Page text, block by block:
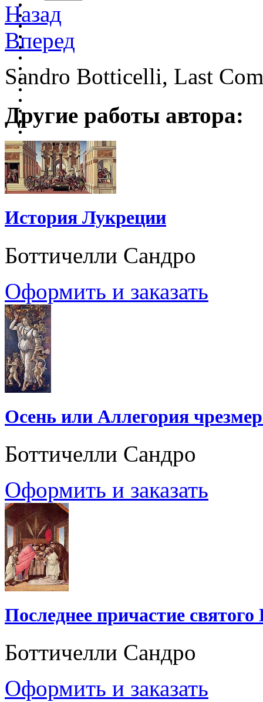
Назад
Вперед
Sandro Botticelli, Last
Другие работы автора:
История Лукреции
Боттичелли Сандро
Оформить и заказать
Осень или Aллегория
Боттичелли Сандро
Оформить и заказать
Последнее причастие
Боттичелли Сандро
Оформить и заказать